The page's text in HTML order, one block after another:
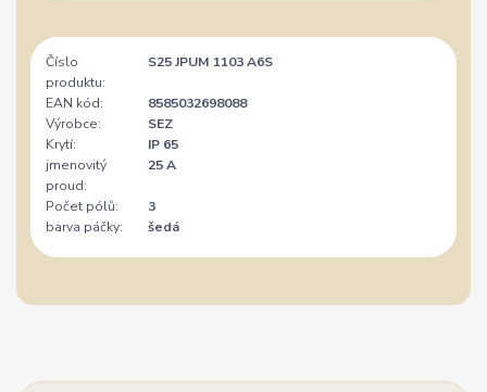
Číslo
produktu:
S25 JPUM 1103 A6S
EAN kód:
8585032698088
Výrobce:
SEZ
Krytí:
IP 65
jmenovitý
proud:
25 A
Počet pólů:
3
barva páčky:
šedá